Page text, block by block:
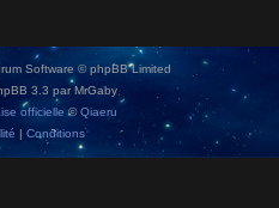
Software © phpBB Limited
3.3 par MrGaby
officielle ©Qiaeru
| Conditions